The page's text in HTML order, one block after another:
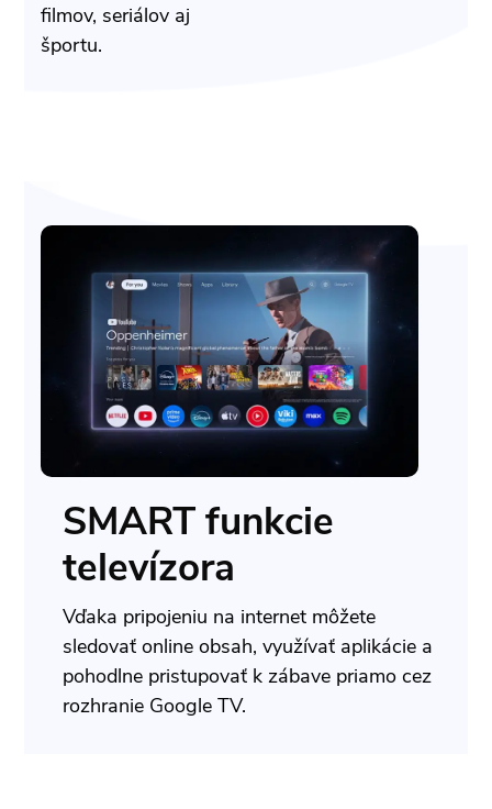
filmov, seriálov aj
športu.
SMART funkcie
televízora
Vďaka pripojeniu na internet môžete
sledovať online obsah, využívať aplikácie a
pohodlne pristupovať k zábave priamo cez
rozhranie Google TV.